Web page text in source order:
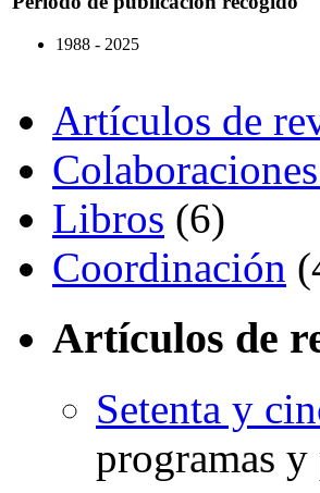
1988 - 2025
Artículos de
Libros (6)
Coordinación
Artículos de
Setenta y
programas